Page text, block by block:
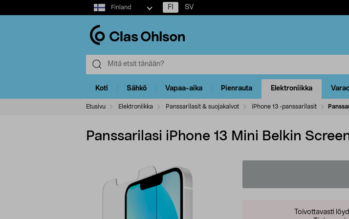
Select
market
Finland FI SV
Koti Sähkö Vapaa-aika Pienrauta Elektroniikka
Etusivu Elektroniikka Panssarilasit & suojakalvot iPhone 13 -panssarilasit
Panssarilasi iPhone 13 Mini Belkin
Toivottavasti